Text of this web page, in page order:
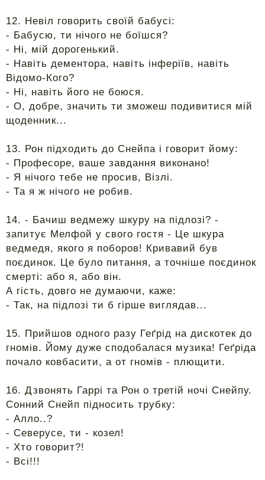
12. Невіл говорить своїй бабусі:
- Бабусю, ти нічого не боїшся?
- Ні, мій дорогенький.
- Навіть дементора, навіть інферіїв, навіть
Відомо-Кого?
- Ні, навіть його не боюся.
- О, добре, значить ти зможеш подивитися мій
щоденник...
13. Рон підходить до Снейпа і говорит йому:
- Професоре, ваше завдання виконано!
- Я нічого тебе не просив, Візлі.
- Та я ж нічого не робив.
14. - Бачиш ведмежу шкуру на підлозі? -
запитує Мелфой у свого гостя - Це шкура
ведмедя, якого я поборов! Кривавий був
поєдинок. Це було питання, а точніше поєдинок
смерті: або я, або він.
А гість, довго не думаючи, каже:
- Так, на підлозі ти б гірше виглядав...
15. Прийшов одного разу Геґрід на дискотек до
гномів. Йому дуже сподобалася музика! Геґріда
почало ковбасити, а от гномів - плющити.
16. Дзвонять Гаррі та Рон о третій ночі Снейпу.
Сонний Снейп підносить трубку:
- Алло..?
- Северусе, ти - козел!
- Хто говорит?!
- Всі!!!